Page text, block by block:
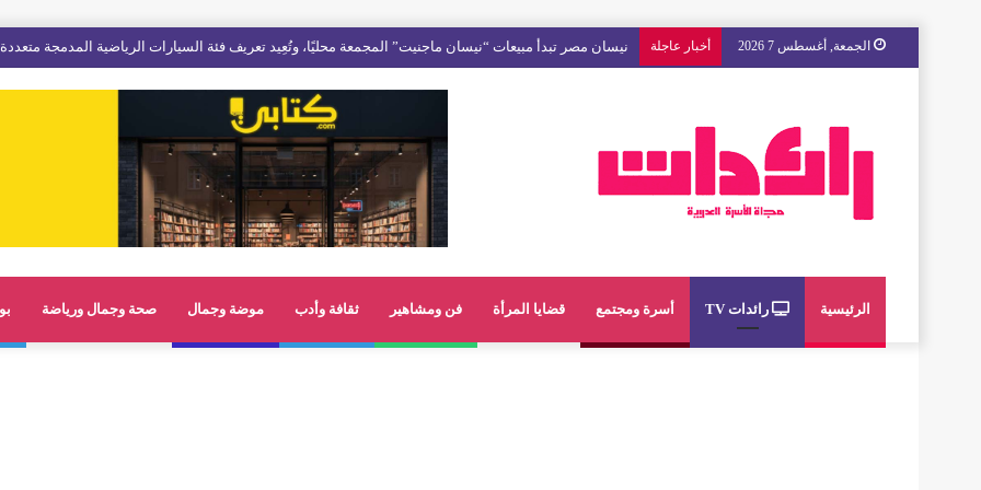
الجمعة, أغسطس 7 2026 أخبار عاجلة مع « The Next Ad » ، إنوي يُسند حملته الإعلانية المقبلة إلى الشباب المغربي
الرئيسية رائدات TV أسرة ومجتمع قضايا المرأة فن ومشاهير ثقافة وأدب موضة وجمال صحة وجمال ورياضة